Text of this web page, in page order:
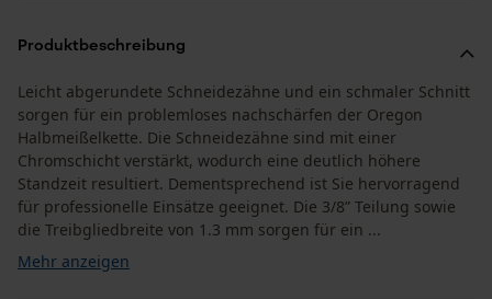
Produktbeschreibung
Leicht abgerundete Schneidezähne und ein schmaler Schnitt
sorgen für ein problemloses nachschärfen der Oregon
Halbmeißelkette. Die Schneidezähne sind mit einer
Chromschicht verstärkt, wodurch eine deutlich höhere
Standzeit resultiert. Dementsprechend ist Sie hervorragend
für professionelle Einsätze geeignet. Die 3/8” Teilung sowie
die Treibgliedbreite von 1.3 mm sorgen für ein ...
Mehr anzeigen